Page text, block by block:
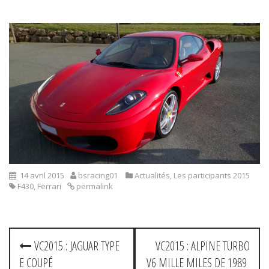
14 avril 2015 bsracing01 Actualités, Les participants 2015
F430, Ferrari permalink
VC2015 : JAGUAR TYPE
E COUPÉ
VC2015 : ALPINE TURBO
V6 MILLE MILES DE 1989